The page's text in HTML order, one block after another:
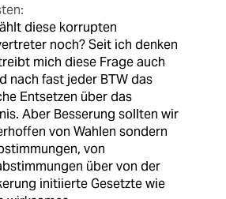
diese korrupten
noch? Seit ich denken
mich diese Frage auch
nach fast jeder BTW das
Entsetzen über das
Aber Besserung sollten wir
von Wahlen sondern
von
über von der
initiierte Gesetzte wie